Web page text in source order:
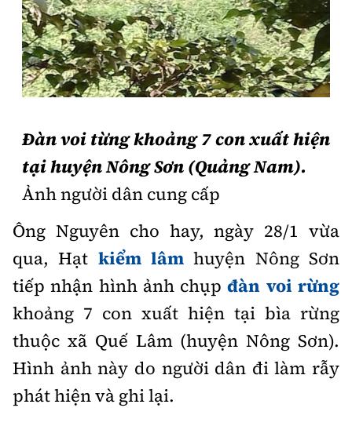
Nhà thầu
Mời thầu - Đấu thầu
Gương sáng giao thông
Âm nhạc
Hậu trường sao
360 độ thể thao
Sản phẩm mới
Tư vấn
Thế giới
Thời sự Quốc tế
Hồ sơ tài liệu
Thế giới xây dựng
Đi ++
Du lịch
Khám phá
Lối sống
Video
Thời sự
Khám phá
Câu chuyện giao thông
Giải trí - Thể thao
Cơ quan chủ quản: Bộ Xây dựng
Giấy phép số: 03/GP-BVHTTDL, cấp ngày 1/4/2025.
Tòa soạn: Số 2 Nguyễn Công Hoan, phường Giảng Võ,
Hà Nội.
Nguyễn Thị Hồng Nga
Phó Tổng biên tập:Nguyễn Sơn Tùng,
Nguyễn Đức Thắng, La Đức Hùng
Đàn voi từng khoảng 7 con xuất hiện
tại huyện Nông Sơn (Quảng Nam).
Ảnh người dân cung cấp
Ông Nguyên cho hay, ngày 28/1 vừa
qua, Hạt kiểm lâm huyện Nông Sơn
tiếp nhận hình ảnh chụpđàn voi rừng
khoảng 7 con xuất hiện tại bìa rừng
thuộc xã Quế Lâm (huyện Nông Sơn).
Hình ảnh này do người dân đi làm rẫy
phát hiện và ghi lại.